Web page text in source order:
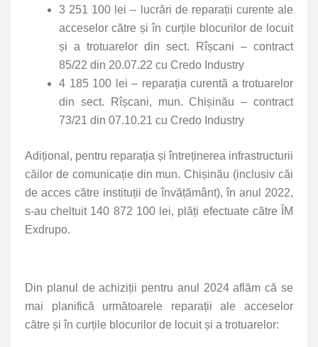
3 251 100 lei – lucrări de reparații curente ale
acceselor către și în curțile blocurilor de locuit
și a trotuarelor din sect. Rîșcani – contract
85/22 din 20.07.22 cu Credo Industry
4 185 100 lei – reparația curentă a trotuarelor
din sect. Rîșcani, mun. Chișinău – contract
73/21 din 07.10.21 cu Credo Industry
Adițional, pentru reparația și întreținerea infrastructurii
căilor de comunicație din mun. Chișinău (inclusiv căi
de acces către instituții de învățământ), în anul 2022,
s-au cheltuit 140 872 100 lei, plăți efectuate către ÎM
Exdrupo.
Din planul de achiziții pentru anul 2024 aflăm că se
mai planifică următoarele reparații ale acceselor
către și în curțile blocurilor de locuit și a trotuarelor: